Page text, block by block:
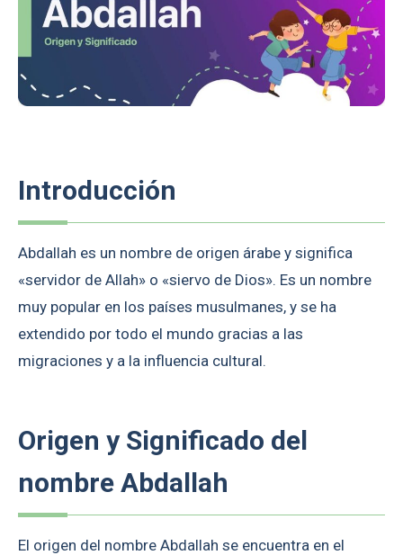
Introducción
Abdallah es un nombre de origen árabe y significa
«servidor de Allah» o «siervo de Dios». Es un nombre
muy popular en los países musulmanes, y se ha
extendido por todo el mundo gracias a las
migraciones y a la influencia cultural.
Origen y Significado del
nombre Abdallah
El origen del nombre Abdallah se encuentra en el